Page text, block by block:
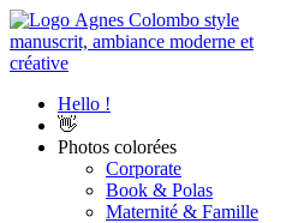
Hello !
👋
Photos colorées
Corporate
Book & Polas
Maternité & Famille